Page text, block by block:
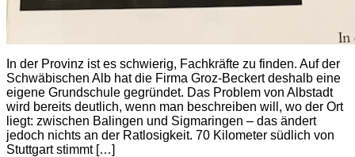
In der Provinz ist es schwierig, Fachkräfte zu finden. Auf der
Schwäbischen Alb hat die Firma Groz-Beckert deshalb eine
eigene Grundschule gegründet. Das Problem von Albstadt
wird bereits deutlich, wenn man beschreiben will, wo der Ort
liegt: zwischen Balingen und Sigmaringen – das ändert
jedoch nichts an der Ratlosigkeit. 70 Kilometer südlich von
Stuttgart stimmt […]